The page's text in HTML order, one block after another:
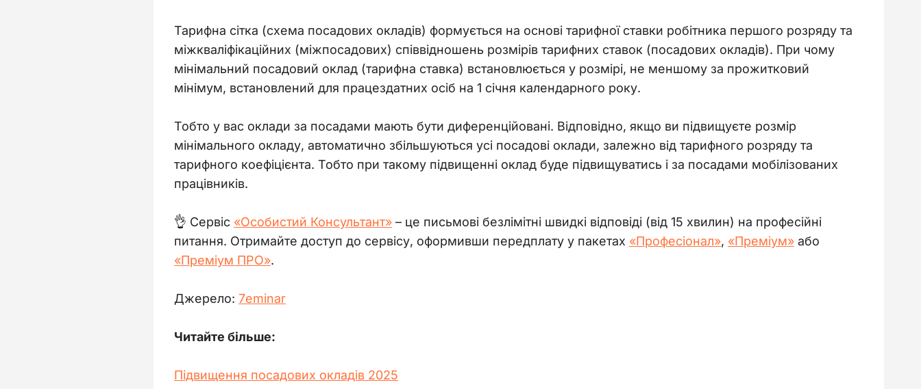
Тарифна сітка (схема посадових окладів) формується на основі тарифної ставки робітника першого розряду та
міжкваліфікаційних (міжпосадових) співвідношень розмірів тарифних ставок (посадових окладів). При чому
мінімальний посадовий оклад (тарифна ставка) встановлюється у розмірі, не меншому за прожитковий
мінімум, встановлений для працездатних осіб на 1 січня календарного року.
Тобто у вас оклади за посадами мають бути диференційовані. Відповідно, якщо ви підвищуєте розмір
мінімального окладу, автоматично збільшуються усі посадові оклади, залежно від тарифного розряду та
тарифного коефіцієнта. Тобто при такому підвищенні оклад буде підвищуватись і за посадами мобілізованих
працівників.
👌 Сервіс «Особистий Консультант» – це письмові безлімітні швидкі відповіді (від 15 хвилин) на професійні
питання. Отримайте доступ до сервісу, оформивши передплату у пакетах «Професіонал», «Преміум» або
«Преміум ПРО».
Джерело: 7еminar
Читайте більше:
Підвищення посадових окладів 2025